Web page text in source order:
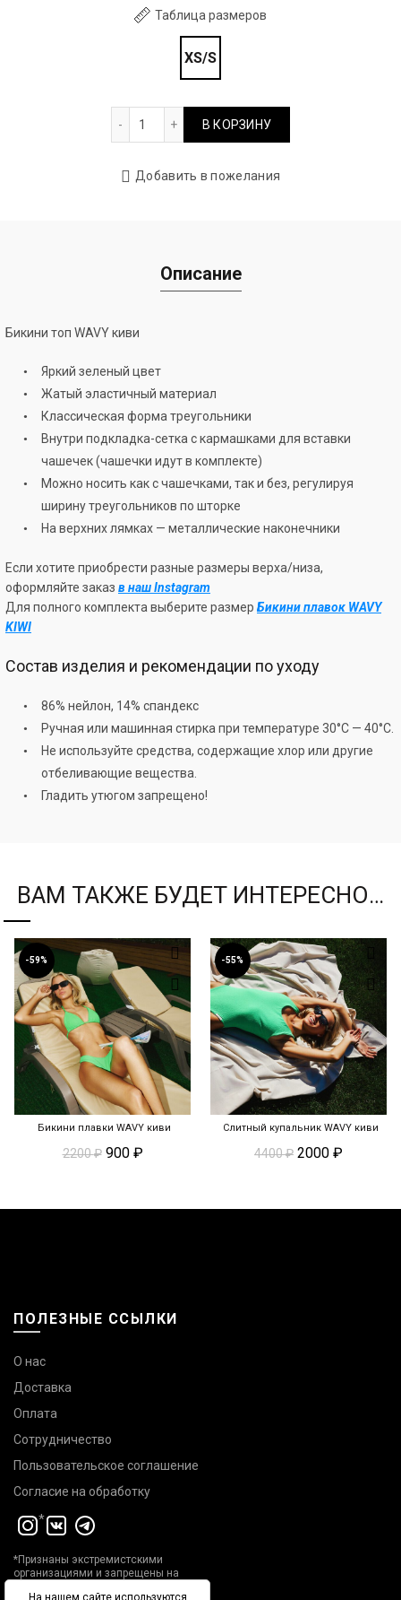
XS/S
Количество товара Бикини топ WAVY киви
В КОРЗИНУ
Добавить в пожелания
Таблица размеров
Описание
Бикини топ WAVY киви
Яркий зеленый цвет
Жатый эластичный материал
Классическая форма треугольники
Внутри подкладка-сетка с кармашками для вставки
чашечек (чашечки идут в комплекте)
Можно носить как с чашечками, так и без, регулируя
ширину треугольников по шторке
На верхних лямках — металлические наконечники
Если хотите приобрести разные размеры верха/низа,
оформляйте заказ в наш Instagram
Для полного комплекта выберите размер Бикини плавок WAVY
KIWI
Состав изделия и рекомендации по уходу
86% нейлон, 14% спандекс
Ручная или машинная стирка при температуре 30°С — 40°С.
Не используйте средства, содержащие хлор или другие
отбеливающие вещества.
Гладить утюгом запрещено!
ВАМ ТАКЖЕ БУДЕТ ИНТЕРЕСНО…
-59%
ЭКСПРЕСС-ПОКУПКА
Бикини плавки WAVY киви
2200₽ 900 ₽
-55%
ЭКСПРЕСС-ПОКУПКА
Слитный купальник WAVY киви
4400₽ 2000 ₽
ПОЛЕЗНЫЕ ССЫЛКИ
О нас
Доставка
Оплата
Сотрудничество
Пользовательское соглашение
Согласие на обработку
*
*Признаны экстремистскими
организациями и запрещены на
На нашем сайте используются